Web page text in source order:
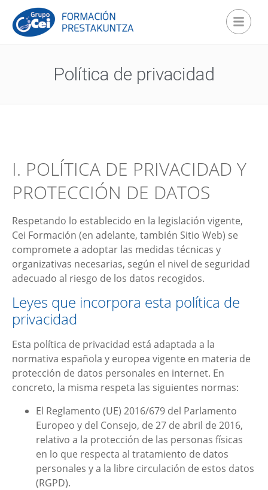
Política de privacidad
I. POLÍTICA DE PRIVACIDAD Y
PROTECCIÓN DE DATOS
Respetando lo establecido en la legislación vigente,
Cei Formación (en adelante, también Sitio Web) se
compromete a adoptar las medidas técnicas y
organizativas necesarias, según el nivel de seguridad
adecuado al riesgo de los datos recogidos.
Leyes que incorpora esta política de
privacidad
Esta política de privacidad está adaptada a la
normativa española y europea vigente en materia de
protección de datos personales en internet. En
concreto, la misma respeta las siguientes normas:
El Reglamento (UE) 2016/679 del Parlamento
Europeo y del Consejo, de 27 de abril de 2016,
relativo a la protección de las personas físicas
en lo que respecta al tratamiento de datos
personales y a la libre circulación de estos datos
(RGPD).